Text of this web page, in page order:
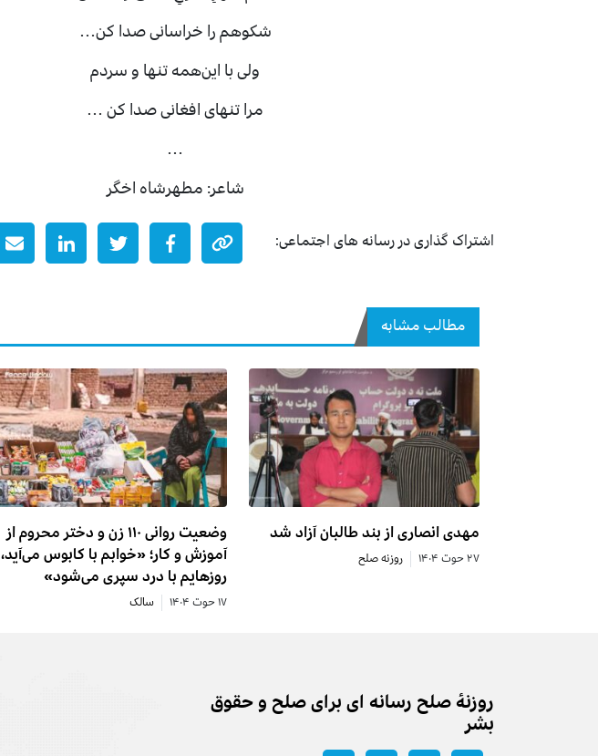
شکوهم را خراسانی صدا کن‌…
ولی با این‌همه تنها و سردم
مرا تنهای افغانی صدا کن …
…
شاعر: مطهرشاه اخگر
اشتراک گذاری در رسانه های اجتماعی:
مطالب مشابه
مهدی انصاری از بند طالبان آزاد شد
۲۷ حوت ۱۴۰۴ روزنه صلح
وضعیت روانی ۱۱۰ زن و دختر محروم از
آموزش و کار؛ «خوابم با کابوس می‌آید،
روزهایم با درد سپری می‌شود»
۱۷ حوت ۱۴۰۴ سالک
روزنه‌ٔ صلح رسانه ای برای صلح و حقوق
بشر